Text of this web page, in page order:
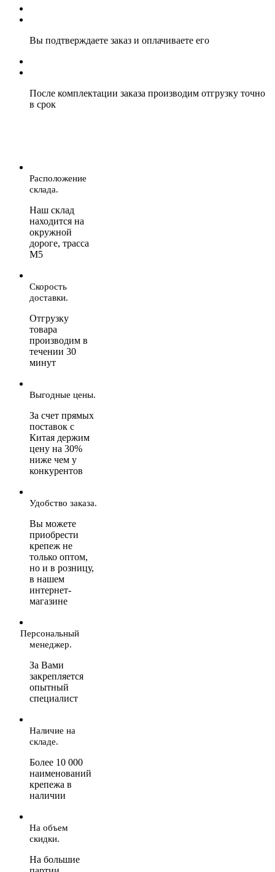
Вы подтверждаете заказ и оплачиваете его
После комплектации заказа производим отгрузку точно
в срок
Расположение
склада.
Наш склад
находится на
окружной
дороге, трасса
М5
Скорость
доставки.
Отгрузку
товара
производим в
течении 30
минут
Выгодные цены.
За счет прямых
поставок с
Китая держим
цену на 30%
ниже чем у
конкурентов
Удобство заказа.
Вы можете
приобрести
крепеж не
только оптом,
но и в розницу,
в нашем
интернет-
магазине
Персональный
менеджер.
За Вами
закрепляется
опытный
специалист
Наличие на
складе.
Более 10 000
наименований
крепежа в
наличии
На объем
скидки.
На большие